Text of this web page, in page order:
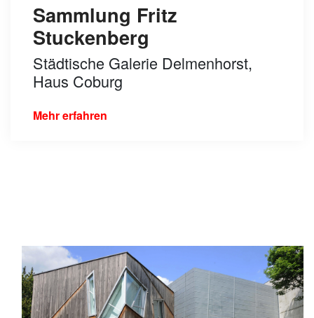
Sammlung Fritz
Stuckenberg
Städtische Galerie Delmenhorst,
Haus Coburg
Mehr erfahren